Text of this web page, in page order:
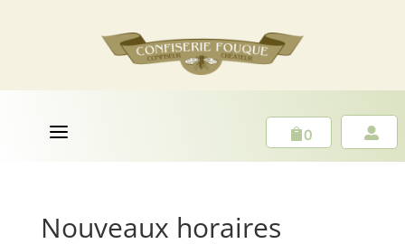
a 0 
Nouveaux horaires